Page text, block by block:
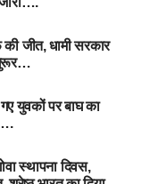
जीत, धामी सरकार
युवकों पर बाघ का
स्थापना दिवस,